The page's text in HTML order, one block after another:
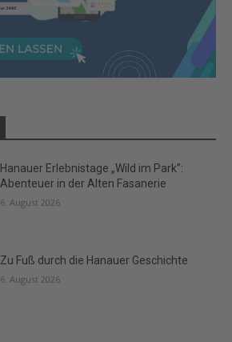
Hanauer Erlebnistage „Wild im Park”:
Abenteuer in der Alten Fasanerie
6. August 2026
Zu Fuß durch die Hanauer Geschichte
6. August 2026